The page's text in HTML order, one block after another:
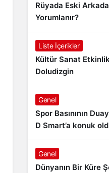
Rüyada Eski
Yorumlanır?
Liste İçerikler
Kültür Sanat
Doludizgin
Genel
Spor Basınının
D Smart’a konuk
Genel
Dünyanın Bir Küre